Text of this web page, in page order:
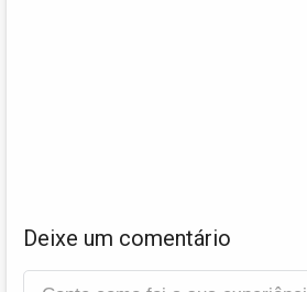
Deixe um comentário